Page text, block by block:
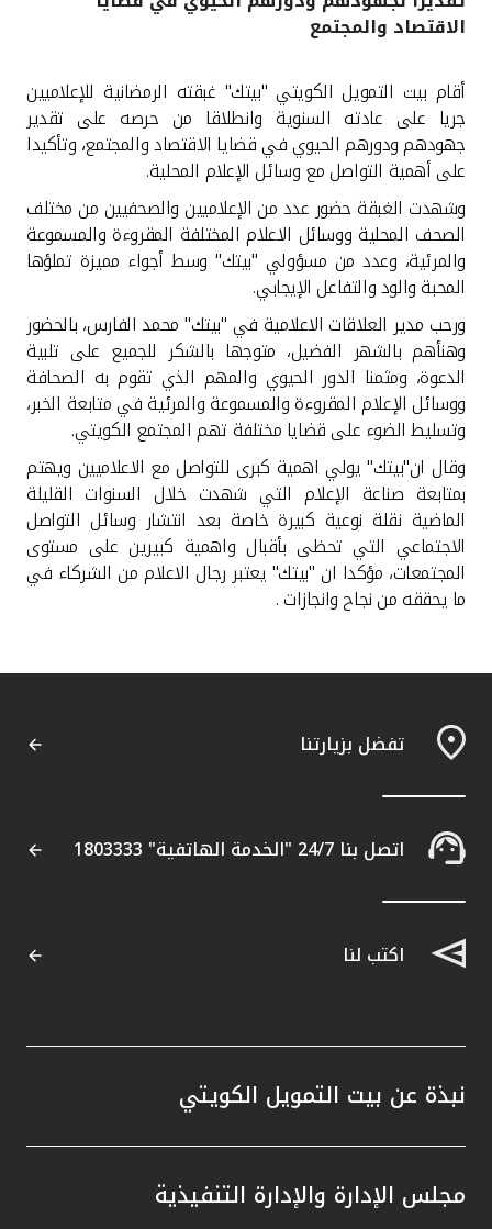
القنوات المصرفية
أدوات وخدمات
خدمات ما بعد البيع
اتصل بنا
مواقع الفروع وأجهزة الصرف الآلي
ألمانيا
ماليزيا
تركيا
مصر
المملكة المتحدة
مملكة البحرين
الاقتصاد والمجتمع
أقام بيت التمويل الكويتي "بيتك" غبقته الرمضانية للإعلاميين
جريا على عادته السنوية وانطلاقا من حرصه على تقدير
جهودهم ودورهم الحيوي في قضايا الاقتصاد والمجتمع، وتأكيدا
على أهمية التواصل مع وسائل الإعلام المحلية.
وشهدت الغبقة حضور عدد من الإعلاميين والصحفيين من مختلف
الصحف المحلية ووسائل الاعلام المختلفة المقروءة والمسموعة
والمرئية، وعدد من مسؤولي "بيتك" وسط أجواء مميزة تملؤها
المحبة والود والتفاعل الإيجابي.
ورحب مدير العلاقات الاعلامية في "بيتك" محمد الفارس، بالحضور
وهنأهم بالشهر الفضيل، متوجها بالشكر للجميع على تلبية
الدعوة، ومثمنا الدور الحيوي والمهم الذي تقوم به الصحافة
ووسائل الإعلام المقروءة والمسموعة والمرئية في متابعة الخبر،
وتسليط الضوء على قضايا مختلفة تهم المجتمع الكويتي.
وقال ان"بيتك" يولي اهمية كبرى للتواصل مع الاعلاميين ويهتم
بمتابعة صناعة الإعلام التي شهدت خلال السنوات القليلة
الماضية نقلة نوعية كبيرة خاصة بعد انتشار وسائل التواصل
الاجتماعي التي تحظى بأقبال واهمية كبيرين على مستوى
المجتمعات، مؤكدا ان "بيتك" يعتبر رجال الاعلام من الشركاء في
ما يحققه من نجاح وانجازات .
تفضل بزيارتنا
اتصل بنا 24/7 "الخدمة الهاتفية" 1803333
اكتب لنا
نبذة عن بيت التمويل الكويتي
مجلس الإدارة والإدارة التنفيذية